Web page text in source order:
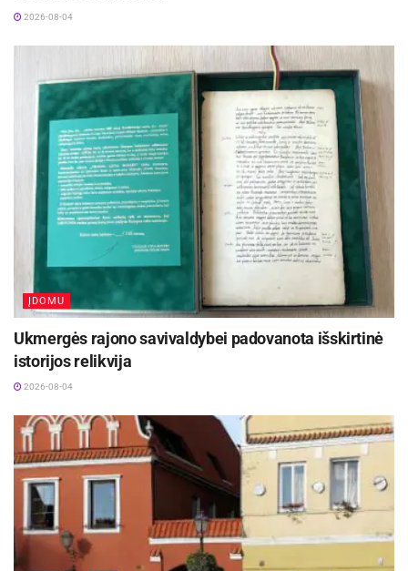
2026-08-04
ĮDOMU
Ukmergės rajono savivaldybei padovanota išskirtinė
istorijos relikvija
2026-08-04